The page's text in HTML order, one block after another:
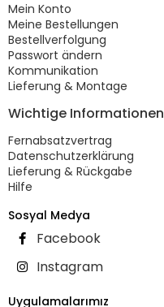
Mein Konto
Meine Bestellungen
Bestellverfolgung
Passwort ändern
Kommunikation
Lieferung & Montage
Wichtige Informationen
Fernabsatzvertrag
Datenschutzerklärung
Lieferung & Rückgabe
Hilfe
Sosyal Medya
Facebook
Instagram
Uygulamalarımız